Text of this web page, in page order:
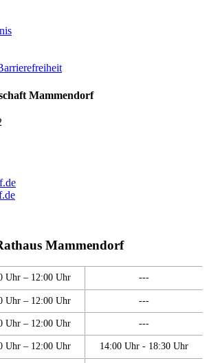
Mammendorf
Mammendorf
Uhr – 12:00 Uhr ---
Uhr – 12:00 Uhr ---
Uhr – 12:00 Uhr ---
Uhr – 12:00 Uhr 14:00 Uhr - 18:30 Uhr